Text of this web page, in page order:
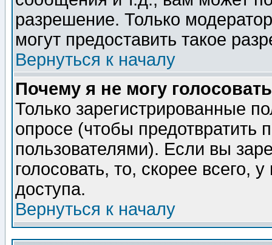
разрешение. Только
могут предоставить такое
Вернуться к началу
Почему я не могу
Только зарегистрированные
опросе (чтобы предотвратить
пользователями). Если вы
голосовать, то, скорее всего,
доступа.
Вернуться к началу